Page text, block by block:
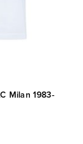
Milan 1983-